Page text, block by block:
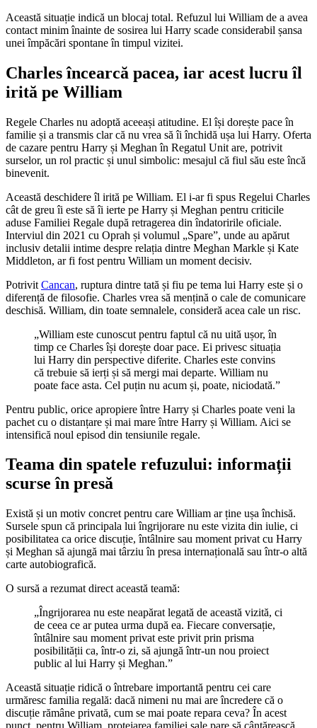
Această situație indică un blocaj total. Refuzul lui William de a avea
contact minim înainte de sosirea lui Harry scade considerabil șansa
unei împăcări spontane în timpul vizitei.
Charles încearcă pacea, iar acest lucru îl
irită pe William
Regele Charles nu adoptă aceeași atitudine. El își dorește pace în
familie și a transmis clar că nu vrea să îi închidă ușa lui Harry. Oferta
de cazare pentru Harry și Meghan în Regatul Unit are, potrivit
surselor, un rol practic și unul simbolic: mesajul că fiul său este încă
binevenit.
Această deschidere îl irită pe William. El i-ar fi spus Regelui Charles
cât de greu îi este să îi ierte pe Harry și Meghan pentru criticile
aduse Familiei Regale după retragerea din îndatoririle oficiale.
Interviul din 2021 cu Oprah și volumul „Spare”, unde au apărut
inclusiv detalii intime despre relația dintre Meghan Markle și Kate
Middleton, ar fi fost pentru William un moment decisiv.
Potrivit Cancan, ruptura dintre tată și fiu pe tema lui Harry este și o
diferență de filosofie. Charles vrea să mențină o cale de comunicare
deschisă. William, din toate semnalele, consideră acea cale un risc.
„William este cunoscut pentru faptul că nu uită ușor, în
timp ce Charles își dorește doar pace. Ei privesc situația
lui Harry din perspective diferite. Charles este convins
că trebuie să ierți și să mergi mai departe. William nu
poate face asta. Cel puțin nu acum și, poate, niciodată.”
Pentru public, orice apropiere între Harry și Charles poate veni la
pachet cu o distanțare și mai mare între Harry și William. Aici se
intensifică noul episod din tensiunile regale.
Teama din spatele refuzului: informații
scurse în presă
Există și un motiv concret pentru care William ar ține ușa închisă.
Sursele spun că principala lui îngrijorare nu este vizita din iulie, ci
posibilitatea ca orice discuție, întâlnire sau moment privat cu Harry
și Meghan să ajungă mai târziu în presa internațională sau într-o altă
carte autobiografică.
O sursă a rezumat direct această teamă:
„Îngrijorarea nu este neapărat legată de această vizită, ci
de ceea ce ar putea urma după ea. Fiecare conversație,
întâlnire sau moment privat este privit prin prisma
posibilității ca, într-o zi, să ajungă într-un nou proiect
public al lui Harry și Meghan.”
Această situație ridică o întrebare importantă pentru cei care
urmăresc familia regală: dacă nimeni nu mai are încredere că o
discuție rămâne privată, cum se mai poate repara ceva? În acest